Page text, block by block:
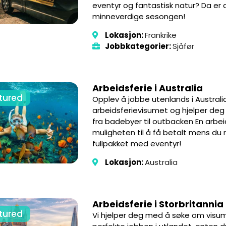
eventyr og fantastisk natur? Da
minneverdige sesongen!
Lokasjon:Frankrike
Jobbkategorier:Sjåfør
Arbeidsferie i Australia
Opplev å jobbe utenlands i
arbeidsferievisumet og hjelper
fra badebyer til outbacken En
muligheten til å få betalt mens du
fullpakket med eventyr!
Lokasjon:Australia
Arbeidsferie i Storbritannia
Vi hjelper deg med å søke om